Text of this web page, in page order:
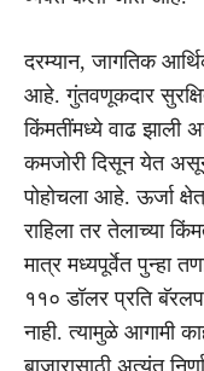
दरम्यान, जागतिक
आहे. गुंतवणूकदार
किंमतींमध्ये वाढ झाली
कमजोरी दिसून येत
पोहोचला आहे. ऊर्जा
राहिला तर तेलाच्या
मात्र मध्यपूर्वेत पुन्हा
११० डॉलर प्रति
नाही. त्यामुळे आगामी
बाजारासाठी अत्यंत